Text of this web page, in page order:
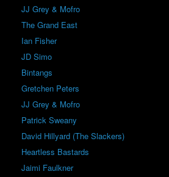
JJ Grey & Mofro
The Grand East
Ian Fisher
JD Simo
Bintangs
Gretchen Peters
JJ Grey & Mofro
Patrick Sweany
David Hillyard (The Slackers)
Heartless Bastards
Jaimi Faulkner